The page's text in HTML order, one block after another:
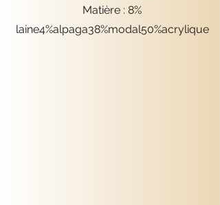
Matière : 8%
laine4%alpaga38%modal50%acrylique